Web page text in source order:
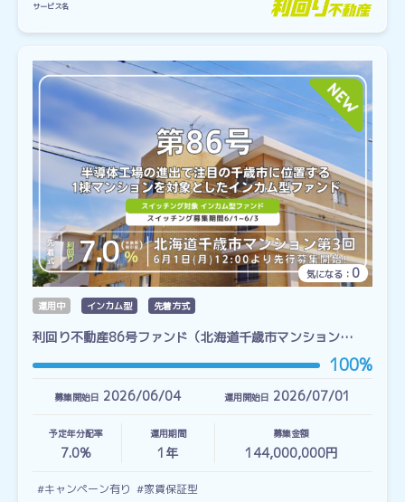
サービス名
気になる： 0
運用中 インカム型 先着方式
利回り不動産86号ファンド（北海道千歳市マンション…
100%
募集開始日 2026/06/04 運用開始日 2026/07/01
予定年分配率
7.0%
運用期間
1 年
募集金額
144,000,000円
#キャンペーン有り #家賃保証型